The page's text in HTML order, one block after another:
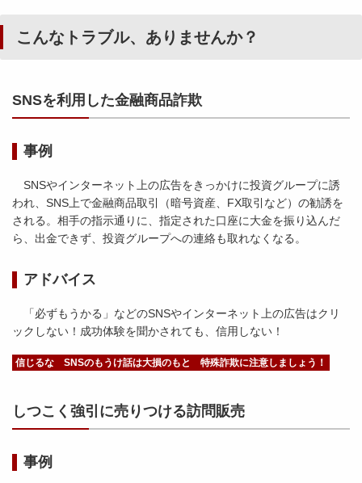
こんなトラブル、ありませんか？
SNSを利用した金融商品詐欺
事例
SNSやインターネット上の広告をきっかけに投資グループに誘
われ、SNS上で金融商品取引（暗号資産、FX取引など）の勧誘を
される。相手の指示通りに、指定された口座に大金を振り込んだ
ら、出金できず、投資グループへの連絡も取れなくなる。
アドバイス
「必ずもうかる」などのSNSやインターネット上の広告はクリ
ックしない！成功体験を聞かされても、信用しない！
信じるな SNSのもうけ話は大損のもと 特殊詐欺に注意しましょう！
しつこく強引に売りつける訪問販売
事例